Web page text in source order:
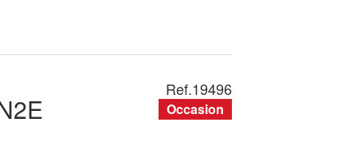
Ref.19496
Occasion